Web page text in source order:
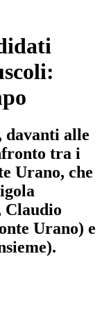
davanti alle
tra i
Urano, che
Claudio
Urano) e